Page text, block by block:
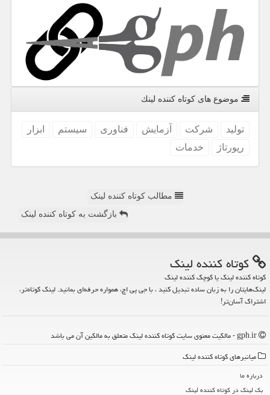
موضوع های كوتاه كننده لینك
تولید شركت آزمایش فناوری سیستم
ابزار
رپورتاژ
خدمات
مطالب کوتاه کننده لینک
بازگشت به کوتاه کننده لینک
كوتاه كننده لینك
کوتاه کننده لینک یا کوچک کننده لینک
لینک‌هایتان را به زبان ساده تبدیل کنید ، با جی پی اچ، همواره حرفه‌ای بمانید. لینک کوتاه‌تر،
اشتراک آسان‌تر!
میانبرهای كوتاه كننده لینك
درباره ما
بک لینک در كوتاه كننده لینك